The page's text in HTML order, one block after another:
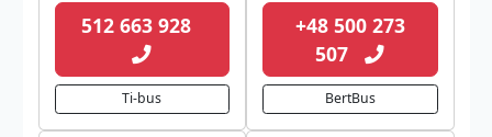
512 663 928
Ti-bus
+48 500 273
507
BertBus